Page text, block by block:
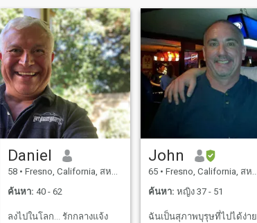
Daniel
58 • Fresno, California, สหรัฐอเมริกา
ค้นหา: 40 - 62
ลงไปในโลก... รักกลางแจ้ง
John
65 • Fresno, California, สหรัฐอเมริกา
ค้นหา: หญิง 37 - 51
ฉันเป็นสุภาพบุรุษที่ไปได้ง่าย